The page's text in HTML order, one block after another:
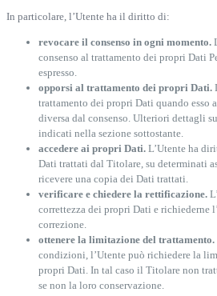
In particolare, l’Utente ha il diritto di:
revocare il consenso in ogni momento.
consenso al trattamento dei propri Dati
espresso.
opporsi al trattamento dei propri Dati.
trattamento dei propri Dati quando esso
diversa dal consenso. Ulteriori dettagli
indicati nella sezione sottostante.
accedere ai propri Dati. L’Utente ha
Dati trattati dal Titolare, su determinati
ricevere una copia dei Dati trattati.
verificare e chiedere la rettificazione.
correttezza dei propri Dati e richiederne
correzione.
ottenere la limitazione del trattamento.
condizioni, l’Utente può richiedere la
propri Dati. In tal caso il Titolare non
se non la loro conservazione.